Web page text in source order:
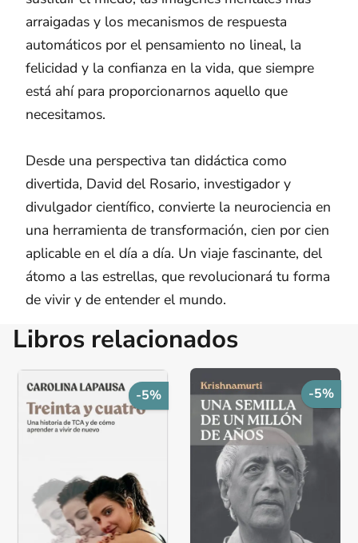
arraigadas y los mecanismos de respuesta
automáticos por el pensamiento no lineal, la
felicidad y la confianza en la vida, que siempre
está ahí para proporcionarnos aquello que
necesitamos.
Desde una perspectiva tan didáctica como
divertida, David del Rosario, investigador y
divulgador científico, convierte la neurociencia en
una herramienta de transformación, cien por cien
aplicable en el día a día. Un viaje fascinante, del
átomo a las estrellas, que revolucionará tu forma
de vivir y de entender el mundo.
Libros relacionados
-5% -5%